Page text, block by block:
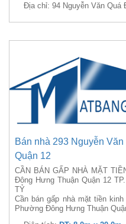
Địa chỉ: 94 Nguyễn Văn Quá
Bán nhà 293 Nguyễn
Quận 12
CẦN BÁN GẤP NHÀ MẶT
Đông Hưng Thuận Quận 12
TỶ
Cần bán gấp nhà mặt tiền
Phường Đông Hưng Thuận